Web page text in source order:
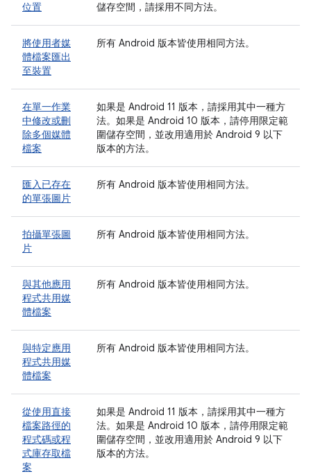
位置
儲存空間，請採用不同方法。
將使用者媒
體檔案匯出
至裝置
所有 Android 版本皆使用相同方法。
在單一作業
中修改或刪
除多個媒體
檔案
如果是 Android 11 版本，請採用其中一種方
法。如果是 Android 10 版本，請停用限定範
圍儲存空間，並改用適用於 Android 9 以下
版本的方法。
匯入已存在
的單張圖片
所有 Android 版本皆使用相同方法。
拍攝單張圖
片
所有 Android 版本皆使用相同方法。
與其他應用
程式共用媒
體檔案
所有 Android 版本皆使用相同方法。
與特定應用
程式共用媒
體檔案
所有 Android 版本皆使用相同方法。
從使用直接
檔案路徑的
程式碼或程
式庫存取檔
案
如果是 Android 11 版本，請採用其中一種方
法。如果是 Android 10 版本，請停用限定範
圍儲存空間，並改用適用於 Android 9 以下
版本的方法。